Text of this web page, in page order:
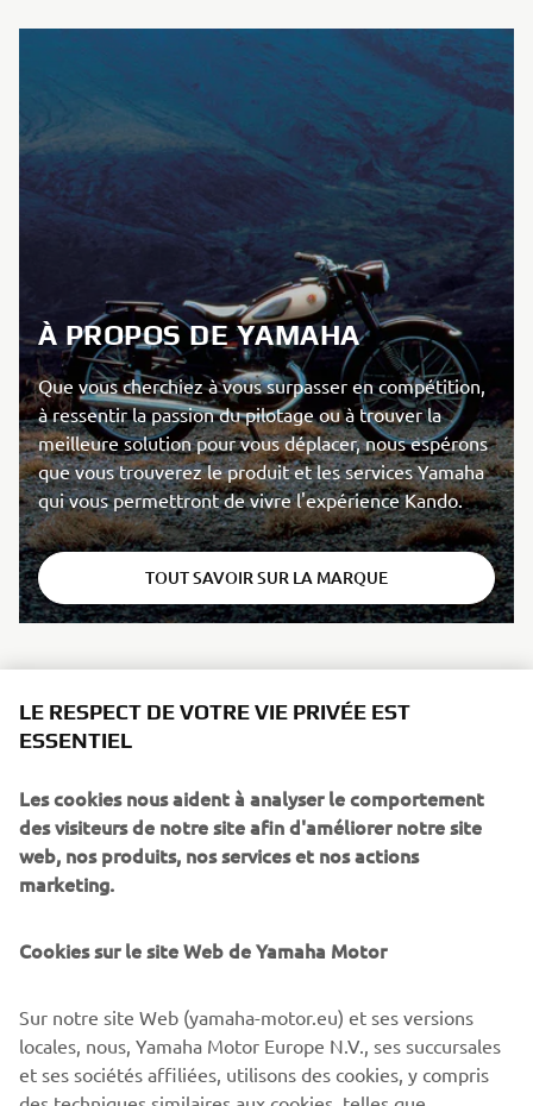
À PROPOS DE YAMAHA
Que vous cherchiez à vous surpasser en compétition,
à ressentir la passion du pilotage ou à trouver la
meilleure solution pour vous déplacer, nous espérons
que vous trouverez le produit et les services Yamaha
qui vous permettront de vivre l'expérience Kando.
TOUT SAVOIR SUR LA MARQUE
RÉSEAU YAMAHA
LE RESPECT DE VOTRE VIE PRIVÉE EST
ESSENTIEL
Les cookies nous aident à analyser le comportement
des visiteurs de notre site afin d'améliorer notre site
web, nos produits, nos services et nos actions
marketing.
Cookies sur le site Web de Yamaha Motor
Sur notre site Web (yamaha-motor.eu) et ses versions
locales, nous, Yamaha Motor Europe N.V., ses succursales
et ses sociétés affiliées, utilisons des cookies, y compris